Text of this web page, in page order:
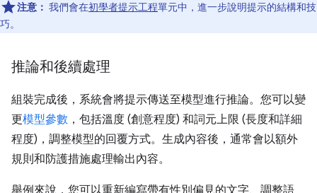
注意： 我們會在初學者提示工程單元中，進一步說明提示的結構和技
巧。
推論和後續處理
組裝完成後，系統會將提示傳送至模型進行推論。您可以變
更模型參數 ，包括溫度 (創意程度) 和詞元上限 (長度和詳細
程度)，調整模型的回覆方式。生成內容後，通常會以額外
規則和防護措施處理輸出內容。